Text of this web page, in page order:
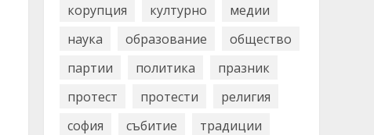
корупция
културно
медии
наука
образование
общество
партии
политика
празник
протест
протести
религия
софия
събитие традиции